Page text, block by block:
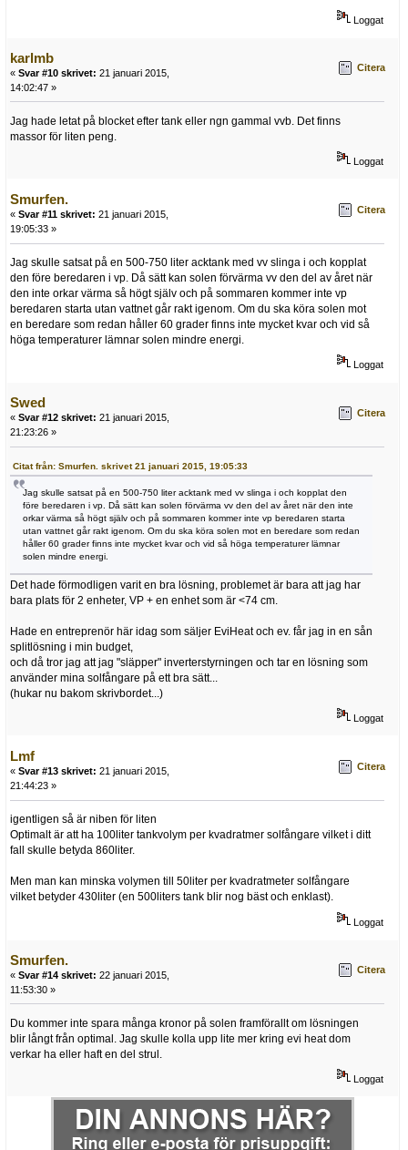
Loggat
karlmb
« Svar #10 skrivet: 21 januari 2015,
14:02:47 »
Citera
Jag hade letat på blocket efter tank eller ngn gammal vvb. Det finns
massor för liten peng.
Loggat
Smurfen.
« Svar #11 skrivet: 21 januari 2015,
19:05:33 »
Citera
Jag skulle satsat på en 500-750 liter acktank med vv slinga i och kopplat
den före beredaren i vp. Då sätt kan solen förvärma vv den del av året när
den inte orkar värma så högt själv och på sommaren kommer inte vp
beredaren starta utan vattnet går rakt igenom. Om du ska köra solen mot
en beredare som redan håller 60 grader finns inte mycket kvar och vid så
höga temperaturer lämnar solen mindre energi.
Loggat
Swed
« Svar #12 skrivet: 21 januari 2015,
21:23:26 »
Citera
Citat från: Smurfen. skrivet 21 januari 2015, 19:05:33
Jag skulle satsat på en 500-750 liter acktank med vv slinga i och kopplat den
före beredaren i vp. Då sätt kan solen förvärma vv den del av året när den inte
orkar värma så högt själv och på sommaren kommer inte vp beredaren starta
utan vattnet går rakt igenom. Om du ska köra solen mot en beredare som redan
håller 60 grader finns inte mycket kvar och vid så höga temperaturer lämnar
solen mindre energi.
Det hade förmodligen varit en bra lösning, problemet är bara att jag har
bara plats för 2 enheter, VP + en enhet som är <74 cm.
Hade en entreprenör här idag som säljer EviHeat och ev. får jag in en sån
splitlösning i min budget,
och då tror jag att jag "släpper" inverterstyrningen och tar en lösning som
använder mina solfångare på ett bra sätt...
(hukar nu bakom skrivbordet...)
Loggat
Lmf
« Svar #13 skrivet: 21 januari 2015,
21:44:23 »
Citera
igentligen så är niben för liten
Optimalt är att ha 100liter tankvolym per kvadratmer solfångare vilket i ditt
fall skulle betyda 860liter.
Men man kan minska volymen till 50liter per kvadratmeter solfångare
vilket betyder 430liter (en 500liters tank blir nog bäst och enklast).
Loggat
Smurfen.
« Svar #14 skrivet: 22 januari 2015,
11:53:30 »
Citera
Du kommer inte spara många kronor på solen framförallt om lösningen
blir långt från optimal. Jag skulle kolla upp lite mer kring evi heat dom
verkar ha eller haft en del strul.
Loggat